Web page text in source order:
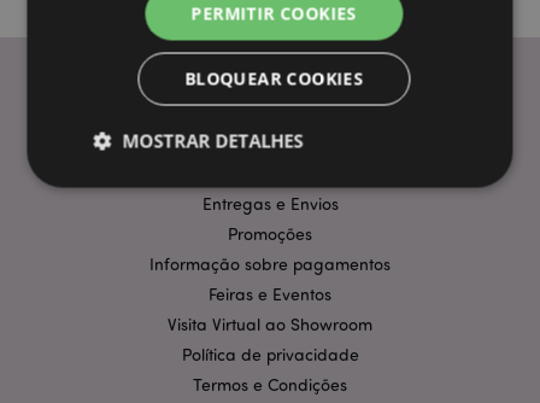
INFORMAÇÃO
Entregas e Envios
Promoções
Informação sobre pagamentos
Feiras e Eventos
Visita Virtual ao Showroom
Política de privacidade
Termos e Condições
PERMITIR COOKIES
BLOQUEAR COOKIES
MOSTRAR DETALHES
Estritamente necessários
Segmentação
Funcionalidade
Os cookies estritamente necessários permitem
funcionalidades centrais do website, tais como login
de utilizador e gestão de conta. O sítio web não
estritamente necessários.